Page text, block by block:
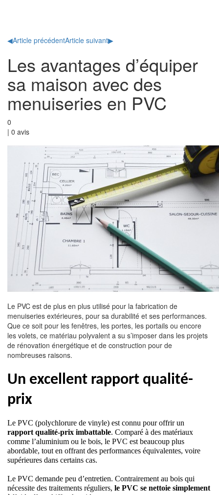
◀Article précédentArticle suivant▶
Les avantages d’équiper
sa maison avec des
menuiseries en PVC
0
| 0 avis
Le PVC est de plus en plus utilisé pour la fabrication de
menuiseries extérieures, pour sa durabilité et ses performances.
Que ce soit pour les fenêtres, les portes, les portails ou encore
les volets, ce matériau polyvalent a su s’imposer dans les projets
de rénovation énergétique et de construction pour de
nombreuses raisons.
Un excellent rapport qualité-
prix
rapport qualité-prix imbattable. Comparé à des matériaux
comme l’aluminium ou le bois, le PVC est beaucoup plus
abordable, tout en offrant des performances équivalentes, voire
supérieures dans certains cas.
Le PVC demande peu d’entretien. Contrairement au bois qui
nécessite des traitements réguliers, le PVC se nettoie simplement